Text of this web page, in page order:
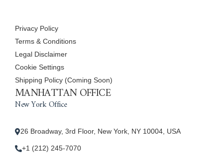
Privacy Policy
Terms & Conditions
Legal Disclaimer
Cookie Settings
Shipping Policy (Coming Soon)
MANHATTAN OFFICE
New York Office
26 Broadway, 3rd Floor, New York, NY 10004, USA
+1 (212) 245-7070